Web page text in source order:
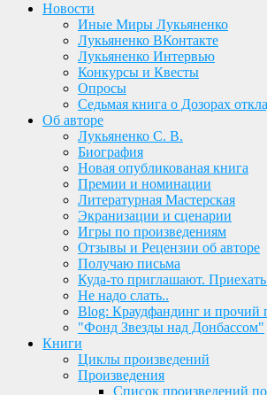
содержимому
Новости
Иные Миры Лукьяненко
Лукьяненко ВКонтакте
Лукьяненко Интервью
Конкурсы и Квесты
Опросы
Седьмая книга о Дозорах
Об авторе
Лукьяненко С. В.
Биография
Новая опубликованая книга
Премии и номинации
Литературная Мастерская
Экранизации и сценарии
Игры по произведениям
Отзывы и Рецензии об авторе
Получаю письма
Куда-то приглашают.
Не надо слать..
Blog: Краудфандинг и прочий
"Фонд Звезды над Донбассом"
Книги
Циклы произведений
Произведения
Список произведений